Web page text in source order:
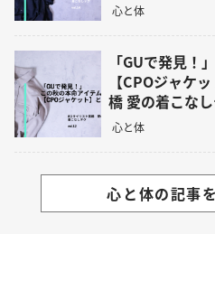
心と体
「GUで発見！
【CPOジャケ
橋 愛の着こな
心と体
心と体の記事